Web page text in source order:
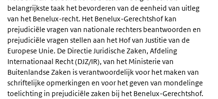
belangrijkste taak het bevorderen van de eenheid van uitleg
van het Benelux-recht. Het Benelux-Gerechtshof kan
prejudiciële vragen van nationale rechters beantwoorden en
prejudiciële vragen stellen aan het Hof van Justitie van de
Europese Unie. De Directie Juridische Zaken, Afdeling
Internationaal Recht (DJZ/IR), van het Ministerie van
Buitenlandse Zaken is verantwoordelijk voor het maken van
schriftelijke opmerkingen en voor het geven van mondelinge
toelichting in prejudiciële zaken bij het Benelux-Gerechtshof.